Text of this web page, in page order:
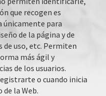
que recogen es
únicamente para
de la página y de
de uso, etc. Permiten
más ágil y
de los usuarios.
o cuando inicia
de la Web.